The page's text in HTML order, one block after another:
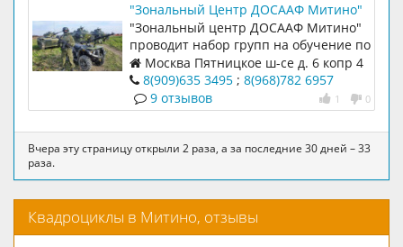
"Зональный Центр ДОСААФ Митино"
"Зональный центр ДОСААФ Митино"
проводит набор групп на обучение по
специальностям: водитель
внедорожных мототранспортных
средств категории А1 (квадроцикл,
снегоход, мотовездеход). водителей
тракторов (права для трактора
категория «B» и «C»)
Москва Пятницкое ш-се д. 6 копр 4
8(909)635 3495 ; 8(968)782 6957
1 0
9 отзывов
Вчера эту страницу открыли 2 раза, а за последние 30 дней – 33
раза.
Квадроциклы в Митино, отзывы